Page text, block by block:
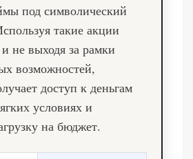
под символический
такие акции
не выходя за рамки
возможностей,
доступ к деньгам
условиях и
на бюджет.